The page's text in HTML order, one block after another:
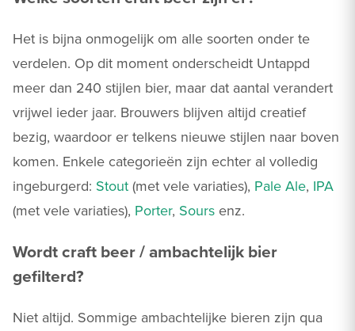
Het is bijna onmogelijk om alle soorten onder te
verdelen. Op dit moment onderscheidt Untappd
meer dan 240 stijlen bier, maar dat aantal verandert
vrijwel ieder jaar. Brouwers blijven altijd creatief
bezig, waardoor er telkens nieuwe stijlen naar boven
komen. Enkele categorieën zijn echter al volledig
ingeburgerd: Stout (met vele variaties), Pale Ale, IPA
(met vele variaties), Porter, Sours enz.
Wordt craft beer / ambachtelijk bier
gefilterd?
Niet altijd. Sommige ambachtelijke bieren zijn qua